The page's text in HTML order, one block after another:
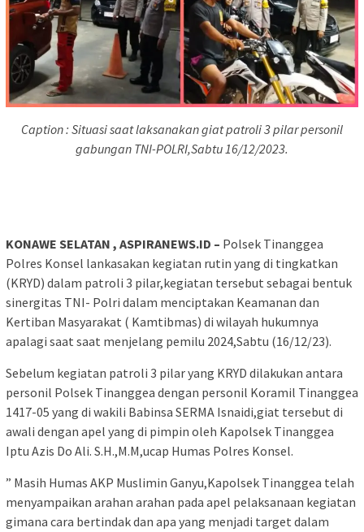
Caption : Situasi saat laksanakan giat patroli 3 pilar personil
gabungan TNI-POLRI,Sabtu 16/12/2023.
KONAWE SELATAN , ASPIRANEWS.ID – Polsek Tinanggea
Polres Konsel lankasakan kegiatan rutin yang di tingkatkan
(KRYD) dalam patroli 3 pilar,kegiatan tersebut sebagai bentuk
sinergitas TNI- Polri dalam menciptakan Keamanan dan
Kertiban Masyarakat ( Kamtibmas) di wilayah hukumnya
apalagi saat saat menjelang pemilu 2024,Sabtu (16/12/23).
Sebelum kegiatan patroli 3 pilar yang KRYD dilakukan antara
personil Polsek Tinanggea dengan personil Koramil Tinanggea
1417-05 yang di wakili Babinsa SERMA Isnaidi,giat tersebut di
awali dengan apel yang di pimpin oleh Kapolsek Tinanggea
Iptu Azis Do Ali. S.H.,M.M,ucap Humas Polres Konsel.
” Masih Humas AKP Muslimin Ganyu,Kapolsek Tinanggea telah
menyampaikan arahan arahan pada apel pelaksanaan kegiatan
gimana cara bertindak dan apa yang menjadi target dalam